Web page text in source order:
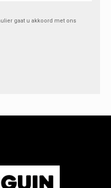
gaat u akkoord met ons